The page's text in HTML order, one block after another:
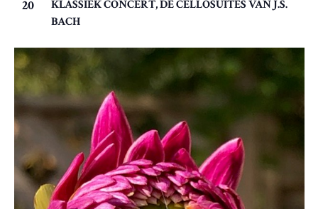
20
KLASSIEK CONCERT, DE CELLOSUITES VAN J.S.
BACH